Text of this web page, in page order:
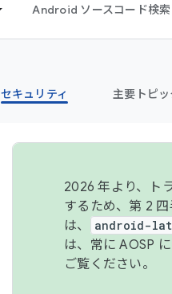
Android ソースコード検索
セキュリティ 主要トピッ
2026 年より、ト
するため、第 2
は、
android-
は、常に AOSP
ご覧ください。